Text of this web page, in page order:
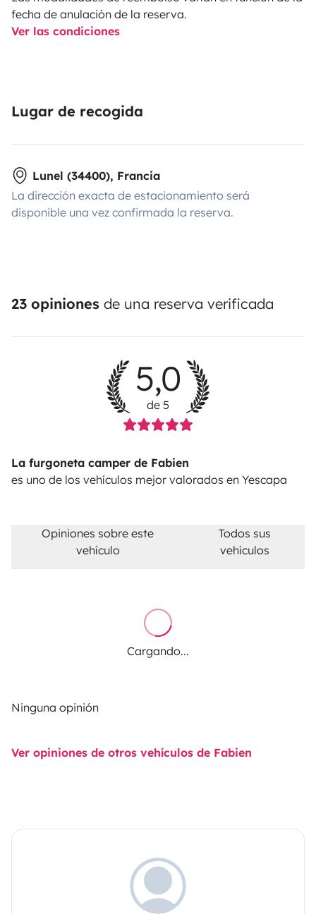
fecha de anulación de la reserva.
Ver las condiciones
Lugar de recogida
Lunel (34400), Francia
La dirección exacta de estacionamiento será
disponible una vez confirmada la reserva.
23 opiniones de una reserva verificada
5,0
de 5
La furgoneta camper de Fabien
es uno de los vehículos mejor valorados en Yescapa
Opiniones sobre este
vehículo
Todos sus
vehículos
Cargando...
Ninguna opinión
Ver opiniones de otros vehículos de Fabien